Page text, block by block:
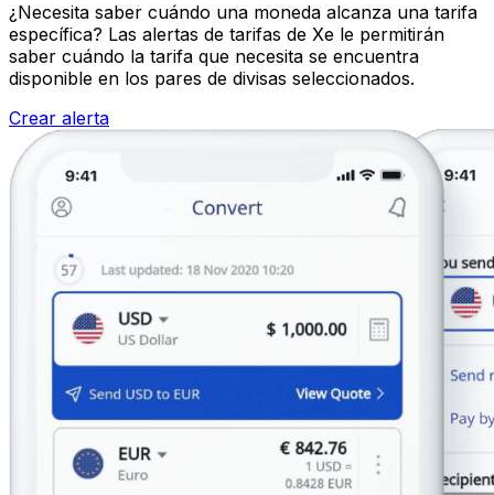
¿Necesita saber cuándo una moneda alcanza una tarifa
específica? Las alertas de tarifas de Xe le permitirán
saber cuándo la tarifa que necesita se encuentra
disponible en los pares de divisas seleccionados.
Crear alerta